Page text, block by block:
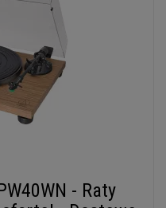
- Raty